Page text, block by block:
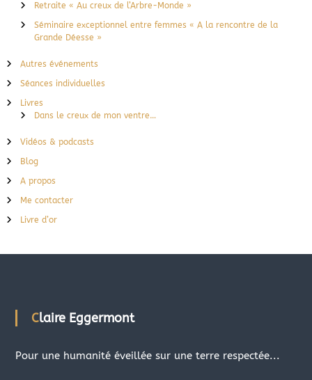
Retraite « Au creux de l’Arbre-Monde »
Séminaire exceptionnel entre femmes « A la rencontre de la
Grande Déesse »
Autres événements
Séances individuelles
Livres
Dans le creux de mon ventre…
Vidéos & podcasts
Blog
A propos
Me contacter
Livre d’or
Claire Eggermont
Pour une humanité éveillée sur une terre respectée...